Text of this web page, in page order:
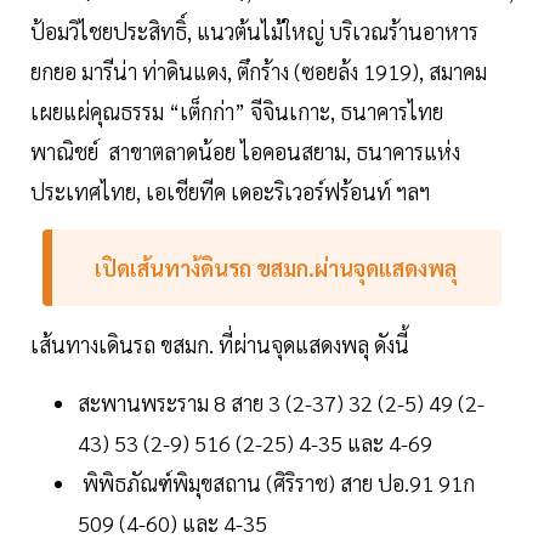
ป้อมวิไชยประสิทธิ์, แนวต้นไม้ใหญ่ บริเวณร้านอาหาร
ยกยอ มารีน่า ท่าดินแดง, ตึกร้าง (ซอยล้ง 1919), สมาคม
เผยแผ่คุณธรรม “เต็กก่า” จีจินเกาะ, ธนาคารไทย
พาณิชย์ สาขาตลาดน้อย ไอคอนสยาม, ธนาคารแห่ง
ประเทศไทย, เอเชียทีค เดอะริเวอร์ฟร้อนท์ ฯลฯ
เปิดเส้นทาง้ดินรถ ขสมก.ผ่านจุดแสดงพลุ
เส้นทางเดินรถ ขสมก. ที่ผ่านจุดแสดงพลุ ดังนี้
สะพานพระราม 8 สาย 3 (2-37) 32 (2-5) 49 (2-
43) 53 (2-9) 516 (2-25) 4-35 และ 4-69
พิพิธภัณฑ์พิมุขสถาน (ศิริราช) สาย ปอ.91 91ก
509 (4-60) และ 4-35